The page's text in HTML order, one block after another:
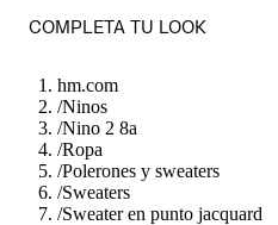
COMPLETA TU LOOK
hm.com
/Ninos
/Nino 2 8a
/Ropa
/Polerones y sweaters
/Sweaters
/Sweater en punto jacquard